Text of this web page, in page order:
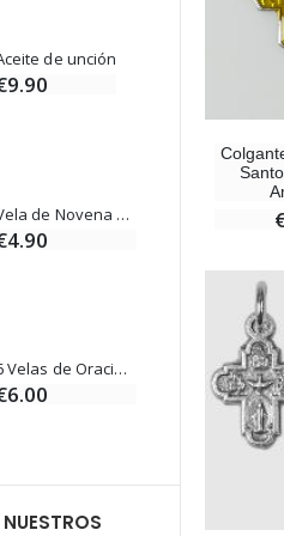
de unción
Vela de Novena para Sanación - 17,5 cm
6 Velas de Oración Color Blanco